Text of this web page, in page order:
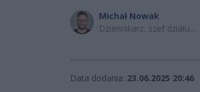
Michał Nowak
Dziennikarz, szef działu
Data dodania: 23.06.2025 20:46